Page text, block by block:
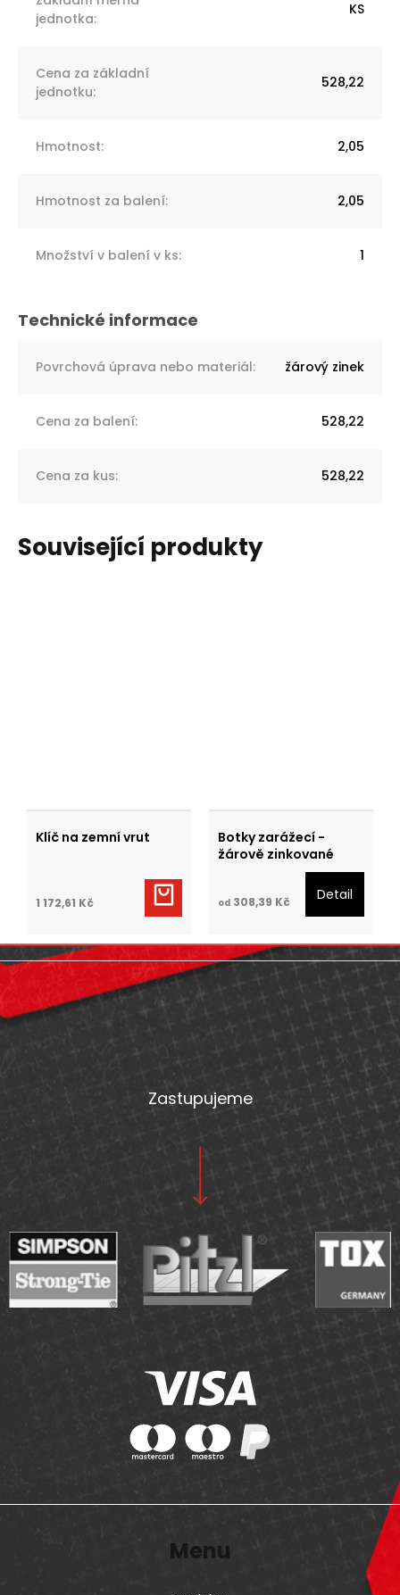
jednotka:
KS
Cena za základní
jednotku:
528,22
Hmotnost: 2,05
Hmotnost za balení: 2,05
Množství v balení v ks: 1
Povrchová úprava nebo materiál: žárový zinek
Cena za balení: 528,22
Cena za kus: 528,22
Související produkty
Klíč na zemní vrut
1 172,61 Kč
Botky zarážecí -
žárově zinkované
od 308,39 Kč Detail
Z
á
p
Menu
Zastupujeme